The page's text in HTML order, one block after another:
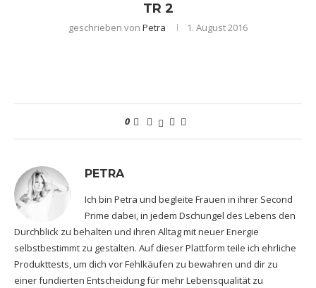
TR 2
geschrieben von Petra 1. August 2016
0
PETRA
Ich bin Petra und begleite Frauen in ihrer Second
Prime dabei, in jedem Dschungel des Lebens den
Durchblick zu behalten und ihren Alltag mit neuer Energie
selbstbestimmt zu gestalten. Auf dieser Plattform teile ich ehrliche
Produkttests, um dich vor Fehlkäufen zu bewahren und dir zu
einer fundierten Entscheidung für mehr Lebensqualität zu